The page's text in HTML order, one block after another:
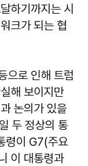
하기까지는 시
크가 되는 협
으로 인해 트럼
해 보이지만
논의가 있을
두 정상의 통
령이 G7(주요
이 대통령과